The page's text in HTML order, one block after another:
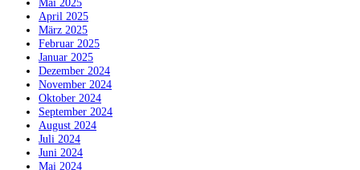
April 2025
März 2025
Februar 2025
Januar 2025
Dezember 2024
November 2024
Oktober 2024
September 2024
August 2024
Juli 2024
Juni 2024
Mai 2024